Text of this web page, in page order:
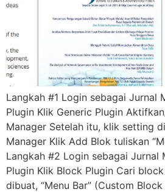
Langkah #1 Login sebagai Jurnal
Plugin Klik Generic Plugin
Manager Setelah itu, klik setting
Manager Klik Add Blok tuliskan
Langkah #2 Login sebagai Jurnal
Plugin Klik Block Plugin Cari
dibuat, “Menu Bar” (Custom